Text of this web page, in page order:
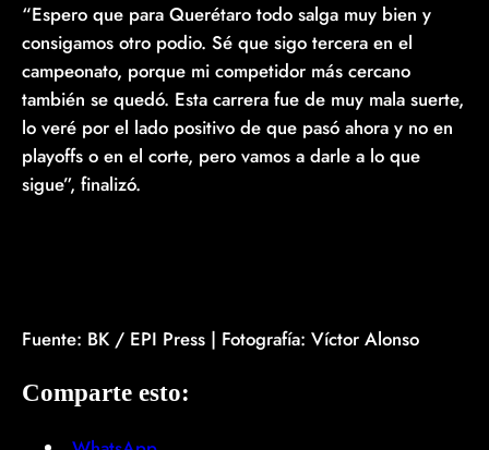
“Espero que para Querétaro todo salga muy bien y
consigamos otro podio. Sé que sigo tercera en el
campeonato, porque mi competidor más cercano
también se quedó. Esta carrera fue de muy mala suerte,
lo veré por el lado positivo de que pasó ahora y no en
playoffs o en el corte, pero vamos a darle a lo que
sigue”, finalizó.
Fuente: BK / EPI Press | Fotografía: Víctor Alonso
Comparte esto: